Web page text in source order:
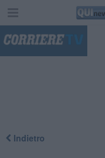
Indietro